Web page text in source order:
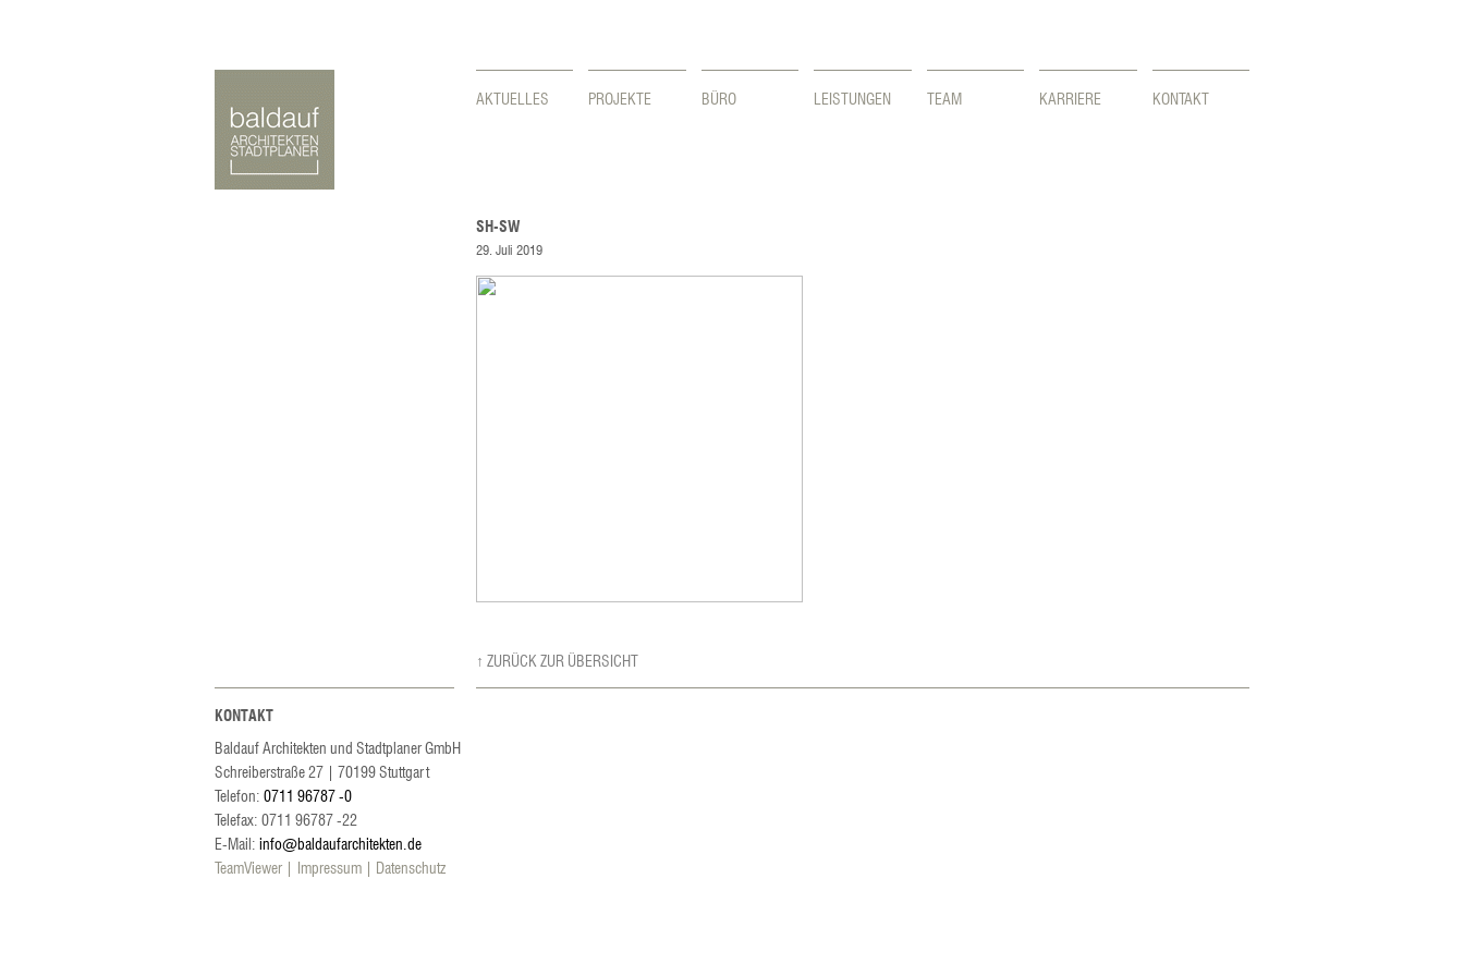
AKTUELLES PROJEKTE BÜRO LEISTUNGEN TEAM KARRIERE KONTAKT
SH-SW
29. Juli 2019
↑ ZURÜCK ZUR ÜBERSICHT
KONTAKT
Baldauf Architekten und Stadtplaner GmbH
Schreiberstraße 27 | 70199Stuttgart
Telefon: 0711 96787 -0
Telefax: 0711 96787 -22
E-Mail: info@baldaufarchitekten.de
TeamViewer
Impressum Datenschutz